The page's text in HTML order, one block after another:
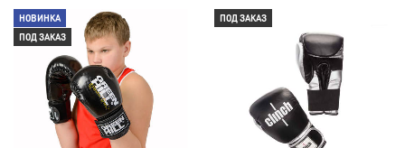
НОВИНКА
ПОД ЗАКАЗ
ПОД ЗАКАЗ